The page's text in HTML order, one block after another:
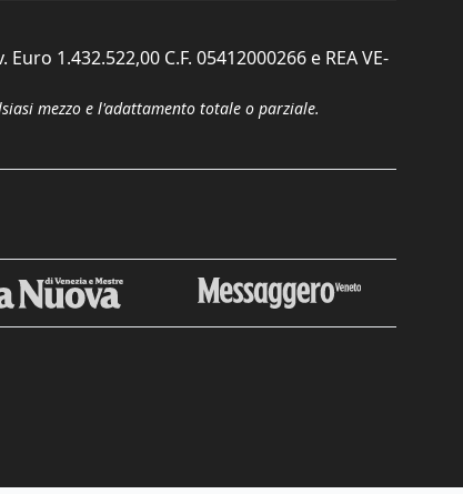
1.432.522,00 C.F. 05412000266 e REA VE-
mezzo e l'adattamento totale o parziale.